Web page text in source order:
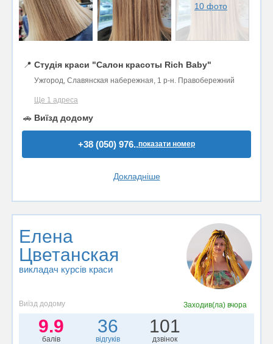
10 фото
📍 Студія краси "Салон красоты Rich Baby"
Ужгород, Славянская набережная, 1 р-н. Правобережний
Ще 1 адреса
🚗 Виїзд додому
+38 (050) 976..показати номер
Докладніше
Елена
Цветанская
викладач курсів краси
Виїзд додому Заходив(ла) вчора
9.9
балів
36
відгуків
101
дзвінок